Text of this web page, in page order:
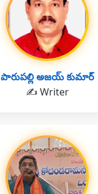
పారుపల్లి అజయ్ కుమార్
✍️ Writer